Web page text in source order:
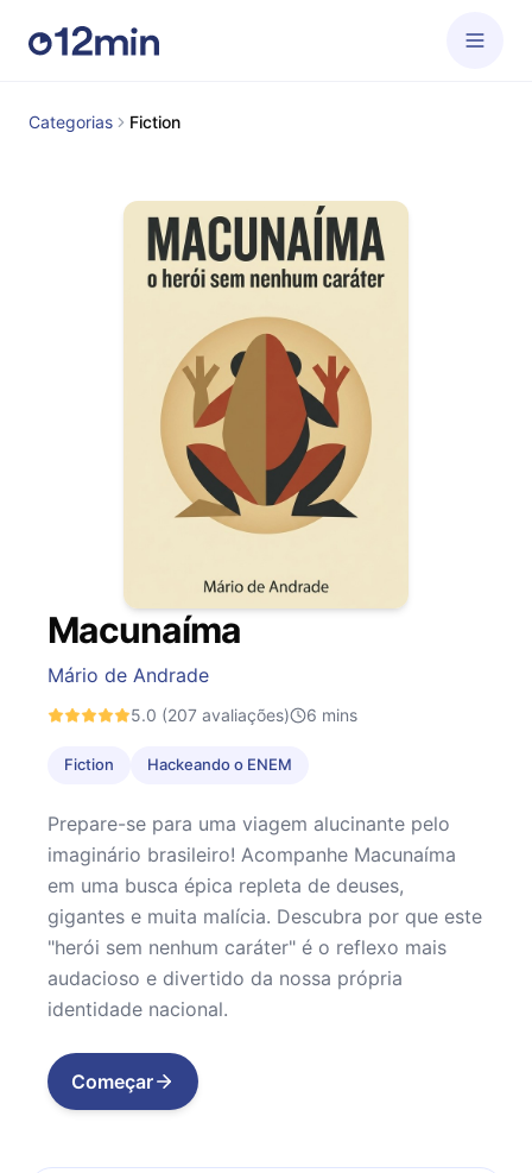
Categorias Fiction
Macunaíma
Mário de Andrade
5.0 (207 avaliações) 6 mins
Fiction Hackeando o ENEM
Prepare-se para uma viagem alucinante pelo
imaginário brasileiro! Acompanhe Macunaíma
em uma busca épica repleta de deuses,
gigantes e muita malícia. Descubra por que este
"herói sem nenhum caráter" é o reflexo mais
audacioso e divertido da nossa própria
identidade nacional.
Começar